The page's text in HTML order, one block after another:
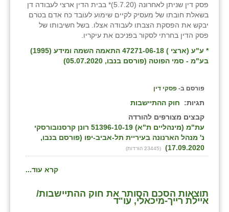
פסק דין שניתן לאחרונה (5.7.20)* בבית הדין ארצי לעבודה דן
בשאלת חובתו של מעסיק לקיים שימוע לעובד כח אדם בטרם
יבקש את הפסקת הצבתו לעבודה אצלו. בשל חשיבותו של
פסק הדין בחרתי לסקור בפניכם את עיקריו.
* ע"ע (ארצי ) 47271-06-18 התאמה השמה ומידע (1995)
בע"מ - סמי הפוטה (פורסם בנבו, 05.07.2020)
פורסם ב- פסקי דין
תגיות:
חוק ההתיישבות
קבצים מצורפים להורדה
עת"מ (מינהליים ת"א) 51396-10-19 רונן קרסנובורסקי
נ' מנהל הארנונה בעיריית תל-אביב-יפו (פורסם בנבו,
17.09.2020)
(23445 הורדות)
קרא עוד...
תוצאות הסכם הסותר את חוק ההתיישבות/
איילת רייך-מיכאלי, עו"ד
דקל
זוהר
הדר עם
חרב לאת
יבול (מורג)
יקנעם
יד השמונה